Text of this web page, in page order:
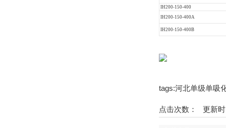
IH200-150-400
IH200-150-400A
IH200-150-400B
tags:河北单级单吸
点击次数： 更新